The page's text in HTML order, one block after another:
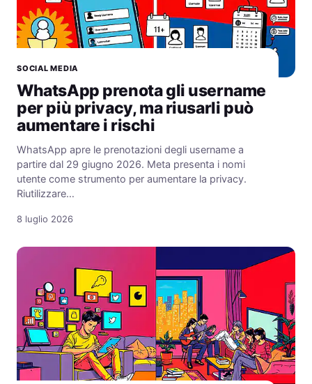
SOCIAL MEDIA
WhatsApp prenota gli username
per più privacy, ma riusarli può
aumentare i rischi
WhatsApp apre le prenotazioni degli username a
partire dal 29 giugno 2026. Meta presenta i nomi
utente come strumento per aumentare la privacy.
Riutilizzare…
8 luglio 2026